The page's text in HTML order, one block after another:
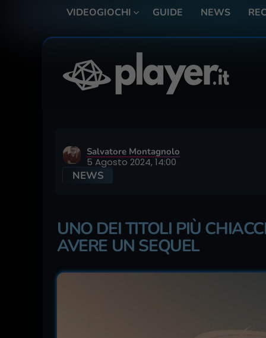
VIDEOGIOCHI GUIDE NEWS
Salvatore Montagnolo
5 Agosto 2024, 14:00
NEWS
UNO DEI TITOLI PIÙ
AVERE UN SEQUEL